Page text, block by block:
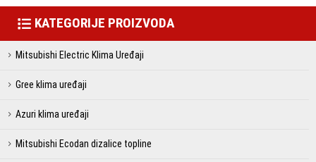
KATEGORIJE PROIZVODA
Mitsubishi Electric Klima Uređaji
Gree klima uređaji
Azuri klima uređaji
Mitsubishi Ecodan dizalice topline